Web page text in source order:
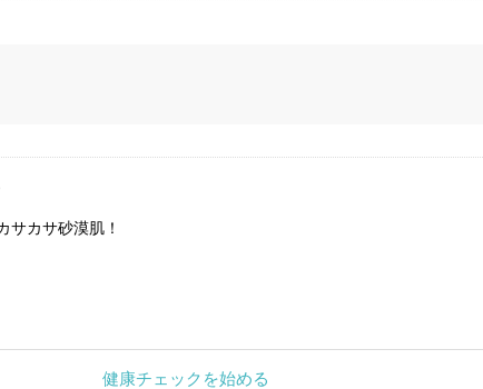
サカサ砂漠肌！
健康チェックを始める